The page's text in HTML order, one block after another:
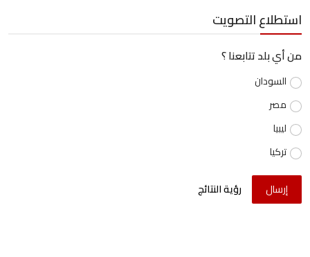
استطلاع التصويت
من أي بلد تتابعنا ؟
السودان
مصر
ليبيا
تركيا
إرسال رؤية النتائج